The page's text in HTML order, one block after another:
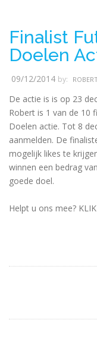
Finalist
Doelen
09/12/2014 by:
De actie is is op 23
Robert is 1 van de 10
Doelen actie. Tot 8
aanmelden. De
mogelijk likes te
winnen een bedrag
goede doel.
Helpt u ons mee?